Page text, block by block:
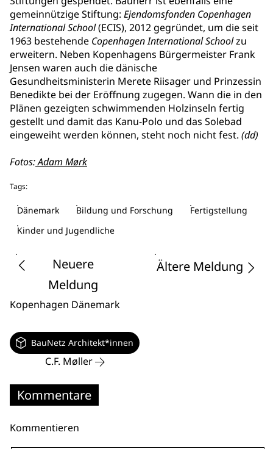
gemeinnützige Stiftung: Ejendomsfonden Copenhagen
International School(ECIS), 2012 gegründet, um die seit
1963 bestehende Copenhagen International Schoolzu
erweitern. Neben Kopenhagens Bürgermeister Frank
Jensen waren auch die dänische
Gesundheitsministerin Merete Riisager und Prinzessin
Benedikte bei der Eröffnung zugegen. Wann die in den
Plänen gezeigten schwimmenden Holzinseln fertig
gestellt und damit das Kanu-Polo und das Solebad
eingeweiht werden können, steht noch nicht fest. (dd)
Fotos:Adam Mørk
Tags:
Dänemark Bildung und Forschung
Fertigstellung
Kinder und Jugendliche
Neuere
Meldung
Ältere Meldung
Kopenhagen Dänemark
BauNetz Architekt*innen
C.F. Møller
Kommentare
Kommentieren